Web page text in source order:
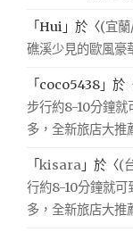
「Hui 」於〈(宜
礁溪少見的歐風豪
「 coco5438 」於
步行約8-10分鐘就
多，全新旅店大推
「kisara 」於〈(
行約8-10分鐘就可
多，全新旅店大推